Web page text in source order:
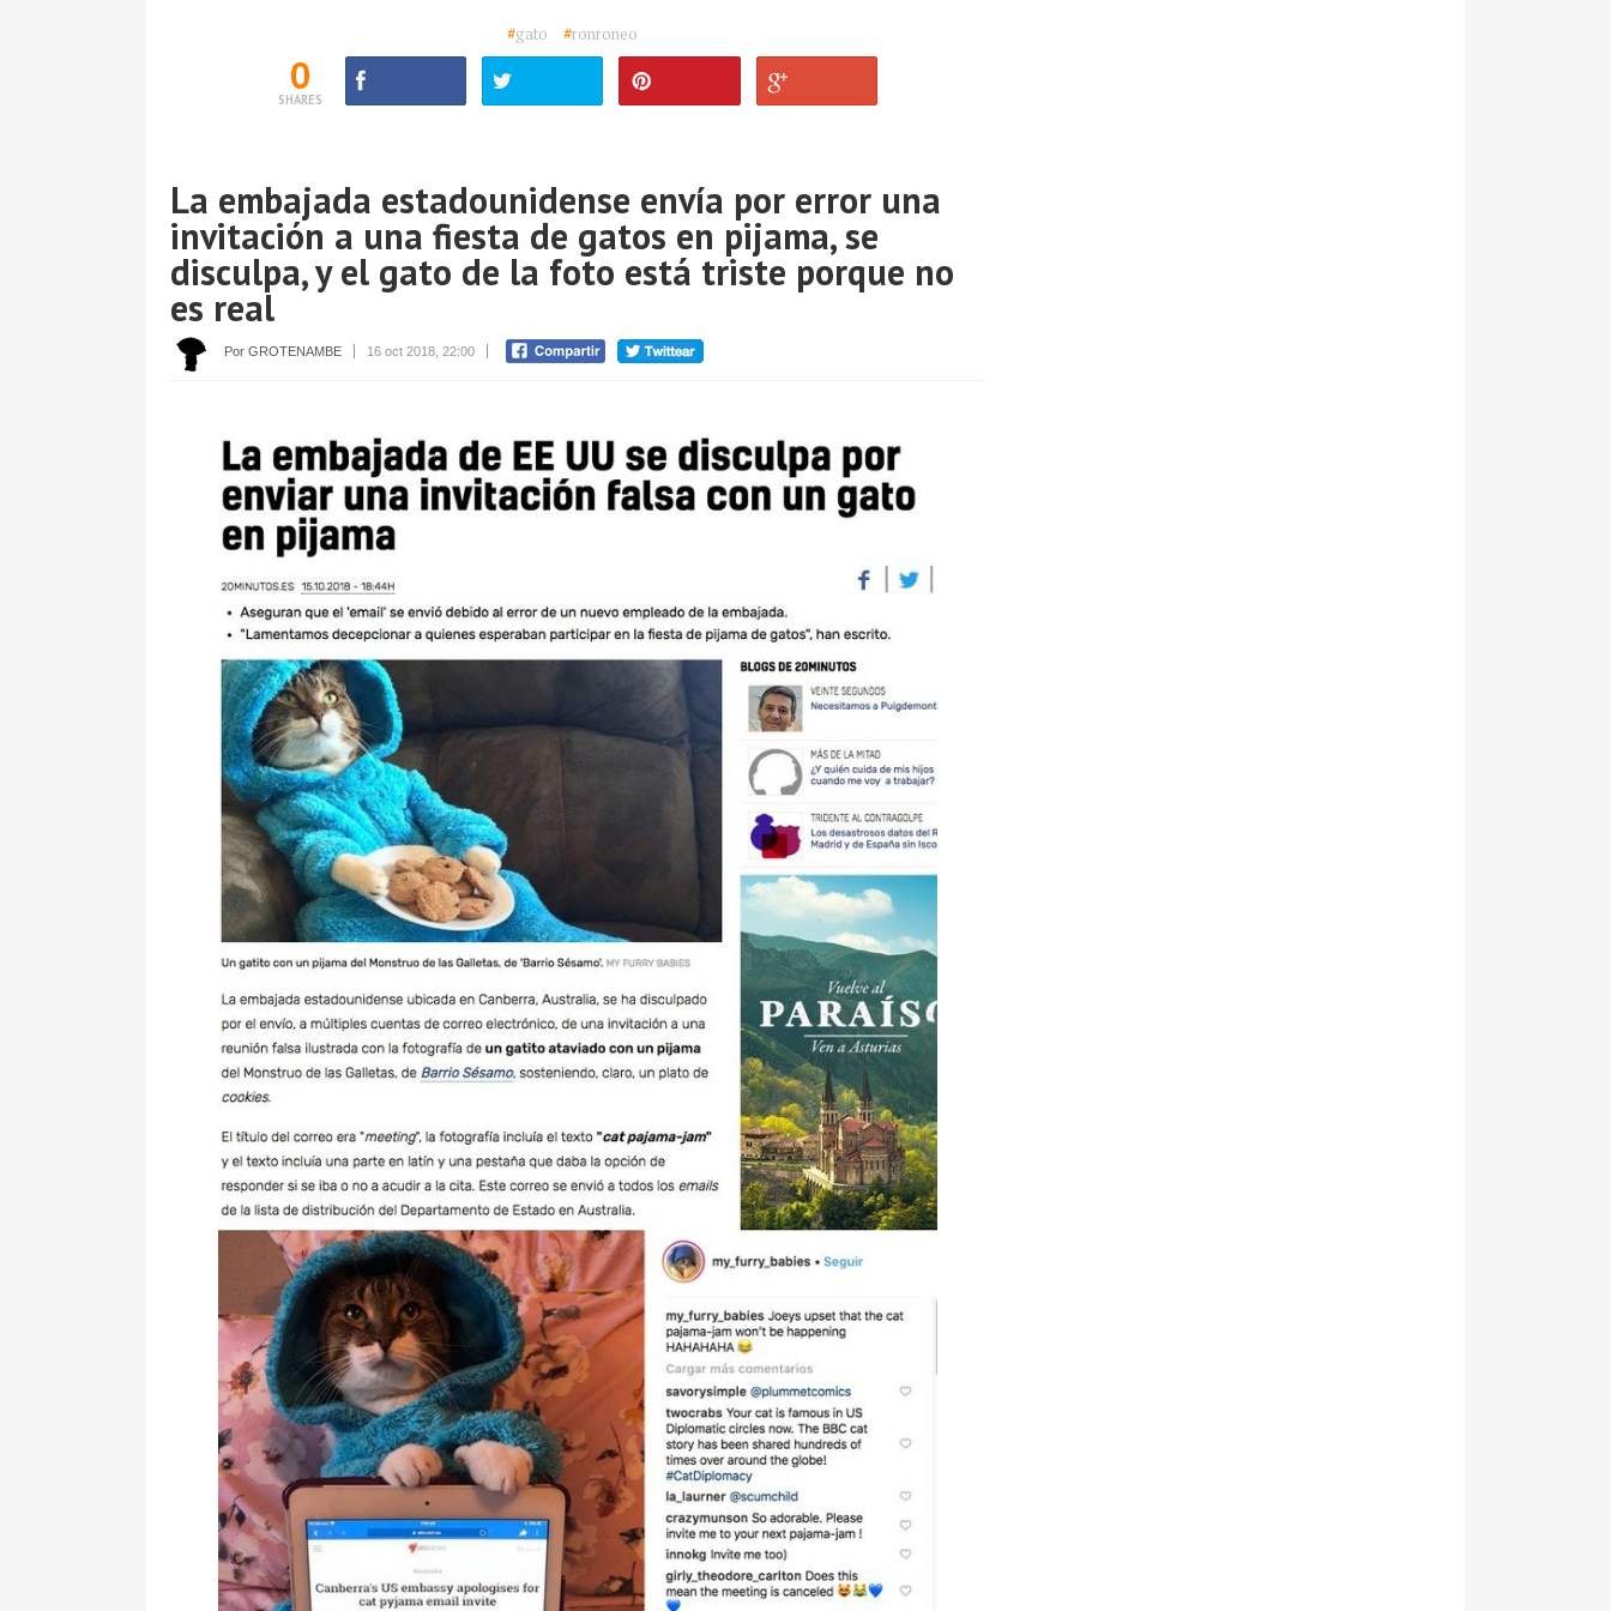
#gato #ronroneo
0
SHARES
La embajada estadounidense envía por error una
invitación a una fiesta de gatos en pijama, se
disculpa, y el gato de la foto está triste porque no
es real
Por GROTENAMBE 16 oct 2018, 22:00